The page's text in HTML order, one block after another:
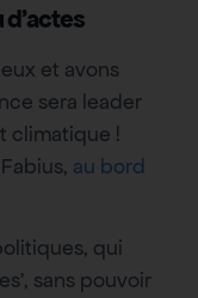
et avons
sera leader
climatique !
au bord
qui
sans pouvoir